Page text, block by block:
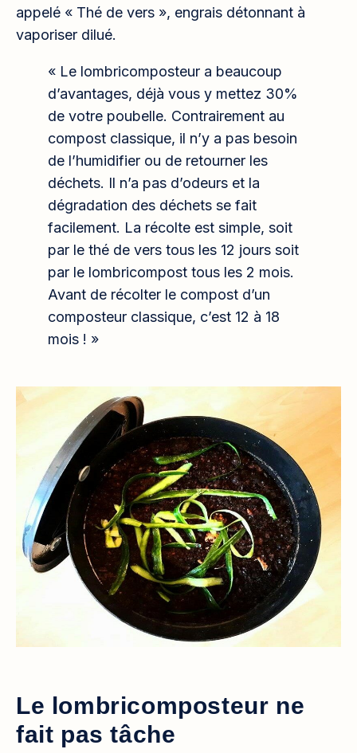
appelé « Thé de vers », engrais détonnant à
vaporiser dilué.
« Le lombricomposteur a beaucoup
d’avantages, déjà vous y mettez 30%
de votre poubelle. Contrairement au
compost classique, il n’y a pas besoin
de l’humidifier ou de retourner les
déchets. Il n’a pas d’odeurs et la
dégradation des déchets se fait
facilement. La récolte est simple, soit
par le thé de vers tous les 12 jours soit
par le lombricompost tous les 2 mois.
Avant de récolter le compost d’un
composteur classique, c’est 12 à 18
mois ! »
Le lombricomposteur ne
fait pas tâche